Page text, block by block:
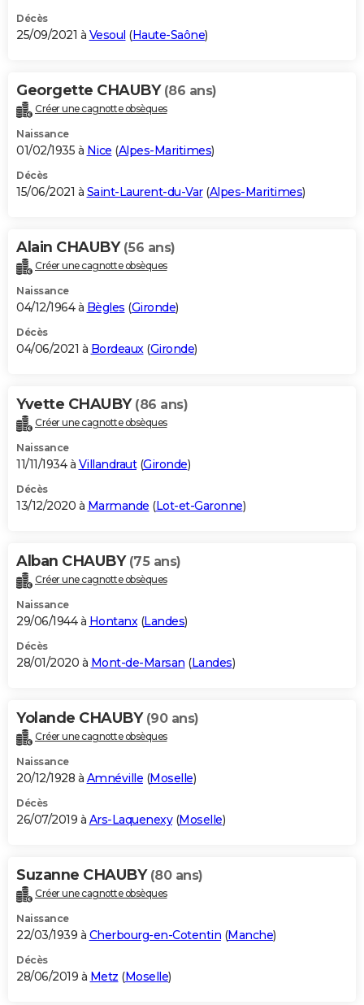
Décès
25/09/2021 à Vesoul (Haute-Saône)
Georgette CHAUBY (86 ans)
Créer une cagnotte obsèques
Naissance
01/02/1935 à Nice (Alpes-Maritimes)
Décès
15/06/2021 à Saint-Laurent-du-Var(Alpes-Maritimes)
Alain CHAUBY (56 ans)
Créer une cagnotte obsèques
Naissance
04/12/1964 à Bègles (Gironde)
Décès
04/06/2021 à Bordeaux(Gironde)
Yvette CHAUBY (86 ans)
Créer une cagnotte obsèques
Naissance
11/11/1934 à Villandraut(Gironde)
Décès
13/12/2020 à Marmande (Lot-et-Garonne)
Alban CHAUBY (75 ans)
Créer une cagnotte obsèques
Naissance
29/06/1944 à Hontanx(Landes)
Décès
28/01/2020 à Mont-de-Marsan (Landes)
Yolande CHAUBY (90 ans)
Créer une cagnotte obsèques
Naissance
20/12/1928 à Amnéville (Moselle)
Décès
26/07/2019 à Ars-Laquenexy(Moselle)
Suzanne CHAUBY (80 ans)
Créer une cagnotte obsèques
Naissance
22/03/1939 à Cherbourg-en-Cotentin (Manche)
Décès
28/06/2019 à Metz (Moselle)